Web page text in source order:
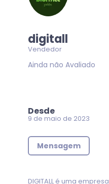
digitall
Vendedor
Ainda não Avaliado
Desde
9 de maio de 2023
Mensagem
DIGITALL é uma